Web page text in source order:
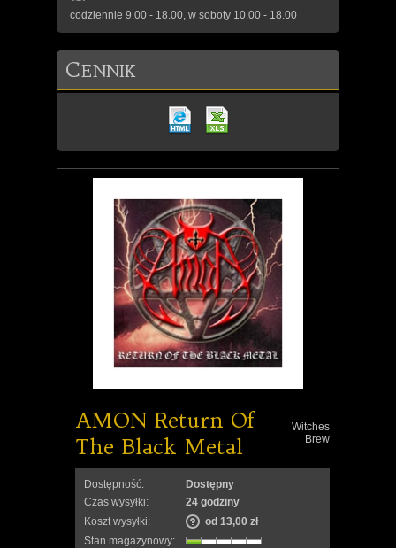
codziennie 9.00 - 18.00, w soboty 10.00 - 18.00
CENNIK
AMON Return Of
The Black Metal
Witches
Brew
Dostępność:
Dostępny
Czas wysyłki:
24 godziny
Koszt wysyłki:
od 13,00 zł
Stan magazynowy: